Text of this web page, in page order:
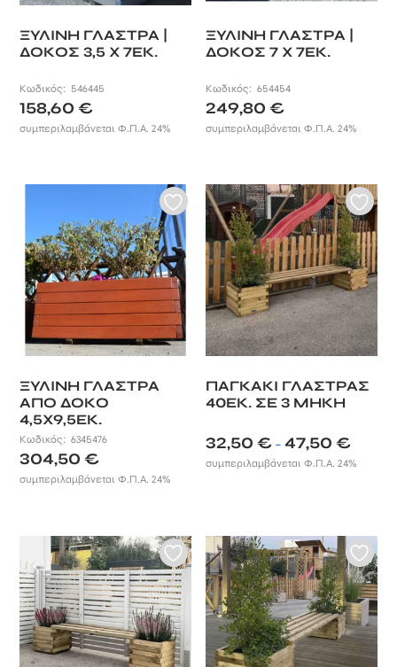
ΞΥΛΙΝΗ ΓΛΑΣΤΡΑ |
ΔΟΚΟΣ 3,5 X 7ΕΚ.
Κωδικός: 546445
158,60€
συμπεριλαμβάνεται Φ.Π.Α. 24%
ΞΥΛΙΝΗ ΓΛΑΣΤΡΑ |
ΔΟΚΟΣ 7 X 7ΕΚ.
Κωδικός:654454
249,80€
συμπεριλαμβάνεται Φ.Π.Α. 24%
ΞΥΛΙΝΗ ΓΛΑΣΤΡΑ
ΑΠΟ ΔΟΚΟ
4,5X9,5ΕΚ.
Κωδικός:6345476
304,50€
συμπεριλαμβάνεται Φ.Π.Α. 24%
ΠΑΓΚΑΚΙ ΓΛΑΣΤΡΑΣ
40ΕΚ. ΣΕ 3 ΜΗΚΗ
32,50€ – 47,50€
range:
συμπεριλαμβάνεται Φ.Π.Α. 24%